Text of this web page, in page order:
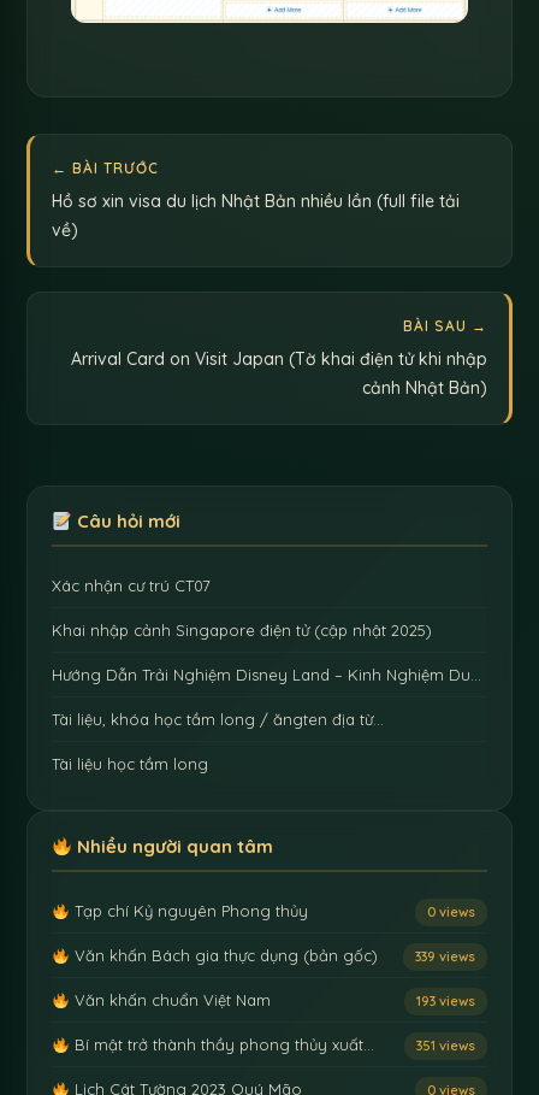
← BÀI TRƯỚC
Hồ sơ xin visa du lịch Nhật Bản nhiều lần (full file tải
về)
BÀI SAU →
Arrival Card on Visit Japan (Tờ khai điện tử khi nhập
cảnh Nhật Bản)
Câu hỏi mới
Xác nhận cư trú CT07
Khai nhập cảnh Singapore điện tử (cập nhật 2025)
Hướng Dẫn Trải Nghiệm Disney Land – Kinh Nghiệm Du…
Tài liệu, khóa học tầm long / ăngten địa từ…
Tài liệu học tầm long
Nhiều người quan tâm
Tạp chí Kỷ nguyên Phong thủy 0 views
Văn khấn Bách gia thực dụng (bản gốc) 339 views
Văn khấn chuẩn Việt Nam 193 views
Bí mật trở thành thầy phong thủy xuất… 351 views
Lịch Cát Tường 2023 Quý Mão 0 views